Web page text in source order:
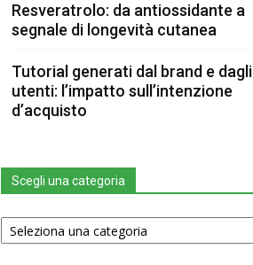
Resveratrolo: da antiossidante a
segnale di longevità cutanea
Tutorial generati dal brand e dagli
utenti: l’impatto sull’intenzione
d’acquisto
Scegli una categoria
Scegli
una